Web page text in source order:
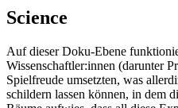
Science
Auf dieser Doku-Ebene
Wissenschaftler:innen (darunter
Spielfreude umsetzten, was
schildern lassen können, in dem